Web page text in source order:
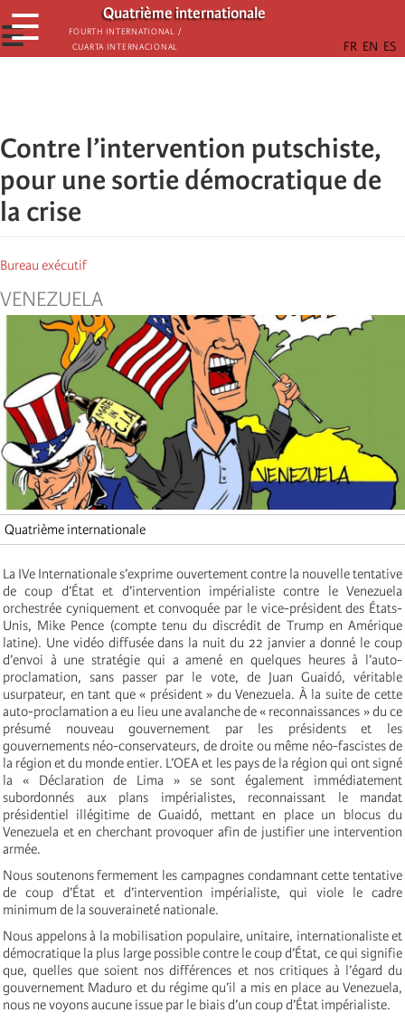
Passar
para
o
Quatrième internationale
Fourth International /
Cuarta Internacional
☰
☰
Contre l’intervention putschiste,
pour une sortie démocratique de
la crise
Bureau exécutif
VENEZUELA
Quatrième internationale
La IVe Internationale s’exprime ouvertement contre la nouvelle tentative
de coup d’État et d’intervention impérialiste contre le Venezuela
orchestrée cyniquement et convoquée par le vice-président des États-
Unis, Mike Pence (compte tenu du discrédit de Trump en Amérique
latine). Une vidéo diffusée dans la nuit du 22 janvier a donné le coup
d’envoi à une stratégie qui a amené en quelques heures à l’auto-
proclamation, sans passer par le vote, de Juan Guaidó, véritable
usurpateur, en tant que « président » du Venezuela. À la suite de cette
auto-proclamation a eu lieu une avalanche de « reconnaissances » du ce
présumé nouveau gouvernement par les présidents et les
gouvernements néo-conservateurs, de droite ou même néo-fascistes de
la région et du monde entier. L’OEA et les pays de la région qui ont signé
la « Déclaration de Lima » se sont également immédiatement
subordonnés aux plans impérialistes, reconnaissant le mandat
présidentiel illégitime de Guaidó, mettant en place un blocus du
Venezuela et en cherchant provoquer afin de justifier une intervention
armée.
Nous soutenons fermement les campagnes condamnant cette tentative
de coup d’État et d’intervention impérialiste, qui viole le cadre
minimum de la souveraineté nationale.
Nous appelons à la mobilisation populaire, unitaire, internationaliste et
démocratique la plus large possible contre le coup d’État, ce qui signifie
que, quelles que soient nos différences et nos critiques à l’égard du
gouvernement Maduro et du régime qu’il a mis en place au Venezuela,
nous ne voyons aucune issue par le biais d’un coup d’État impérialiste.